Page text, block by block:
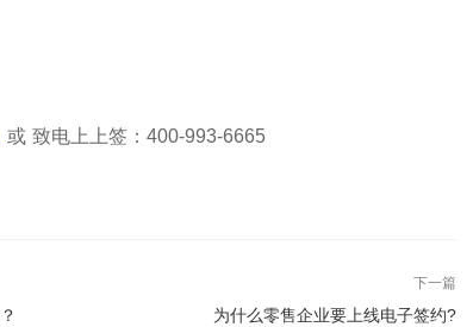
或 致电上上签：400-993-6665​​​​​​​​
下一篇
为什么零售企业要上线电子签约?